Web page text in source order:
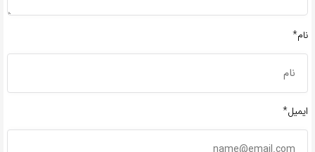
نام*
ایمیل*